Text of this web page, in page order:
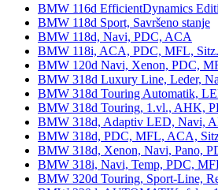
BMW 116d EfficientDynamics
BMW 118d Sport, Savršeno stanje
BMW 118d, Navi, PDC, ACA
BMW 118i, ACA, PDC, MFL,
BMW 120d Navi, Xenon, PDC,
BMW 318d Luxury Line, Leder,
BMW 318d Touring Automatik,
BMW 318d Touring, 1.vl., AHK,
BMW 318d, Adaptiv LED, Navi,
BMW 318d, PDC, MFL, ACA,
BMW 318d, Xenon, Navi, Pano,
BMW 318i, Navi, Temp, PDC,
BMW 320d Touring, Sport-Line,